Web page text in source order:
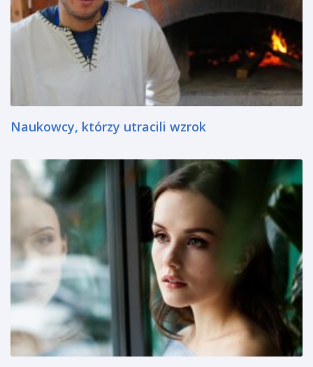
Naukowcy, którzy utracili wzrok